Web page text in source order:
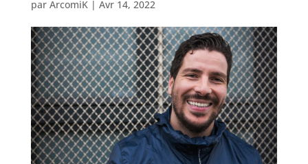
par ArcomiK| Avr 14, 2022